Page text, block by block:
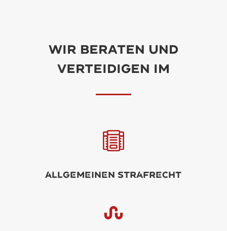
Wir beraten und
verteidigen im

llgminN Strfrcht
